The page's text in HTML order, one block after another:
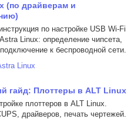
(по драйверам и
по настройке USB Wi-Fi
Linux: определение чипсета,
к беспроводной сети.
Linux
гайд: Плоттеры в ALT Linux
плоттеров в ALT Linux.
драйверов, печать чертежей.